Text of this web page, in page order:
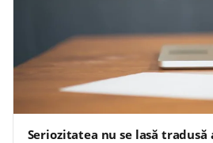
Seriozitatea nu se lasă tradusă